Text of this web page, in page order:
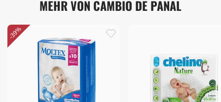
MEHR VON CAMBIO DE PAÑAL
-39%